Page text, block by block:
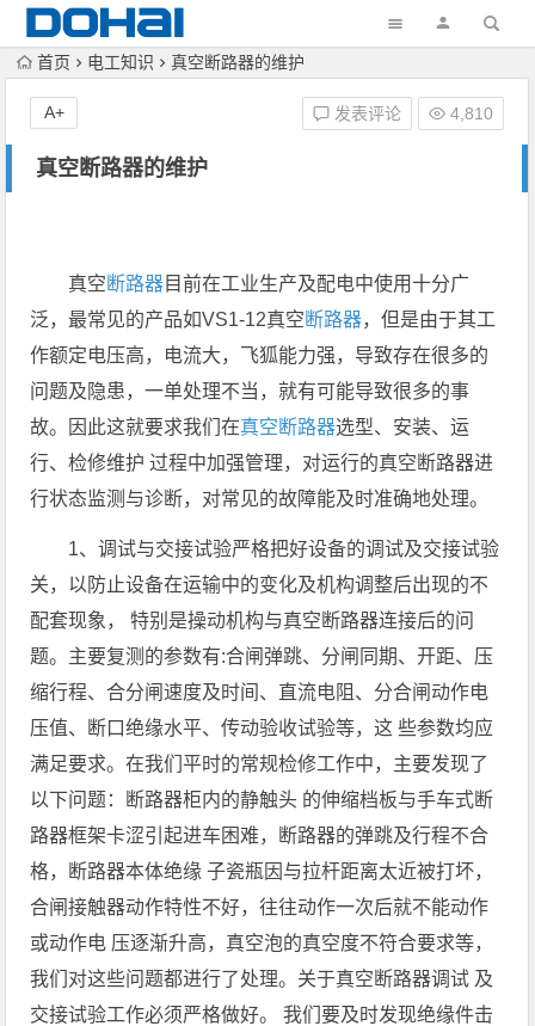
首页 电工知识 真空断路器的维护
真空断路器的维护
发表评论 4,810
A+
真空断路器目前在工业生产及配电中使用十分广
泛，最常见的产品如VS1-12真空断路器，但是由于其工
作额定电压高，电流大，飞狐能力强，导致存在很多的
问题及隐患，一单处理不当，就有可能导致很多的事
故。因此这就要求我们在真空断路器选型、安装、运
行、检修维护 过程中加强管理，对运行的真空断路器进
行状态监测与诊断，对常见的故障能及时准确地处理。
1、调试与交接试验严格把好设备的调试及交接试验
关，以防止设备在运输中的变化及机构调整后出现的不
配套现象， 特别是操动机构与真空断路器连接后的问
题。主要复测的参数有:合闸弹跳、分闸同期、开距、压
缩行程、合分闸速度及时间、直流电阻、分合闸动作电
压值、断口绝缘水平、传动验收试验等，这 些参数均应
满足要求。在我们平时的常规检修工作中，主要发现了
以下问题：断路器柜内的静触头 的伸缩档板与手车式断
路器框架卡涩引起进车困难，断路器的弹跳及行程不合
格，断路器本体绝缘 子瓷瓶因与拉杆距离太近被打坏，
合闸接触器动作特性不好，往往动作一次后就不能动作
或动作电 压逐渐升高，真空泡的真空度不符合要求等，
我们对这些问题都进行了处理。关于真空断路器调试 及
交接试验工作必须严格做好。 我们要及时发现绝缘件击